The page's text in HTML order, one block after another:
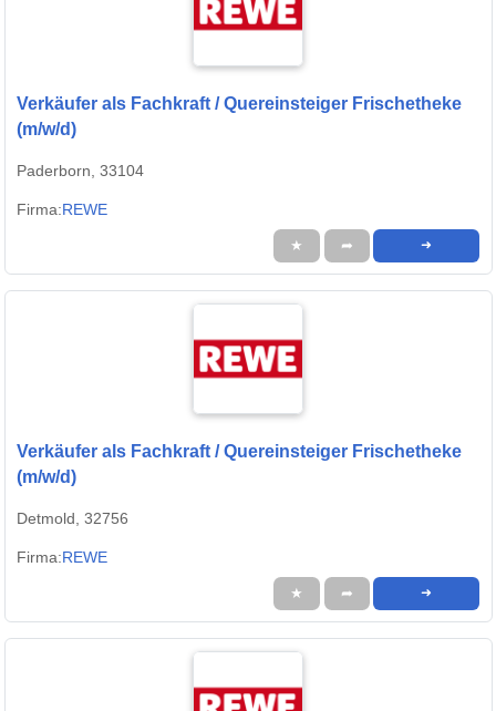
Verkäufer als Fachkraft / Quereinsteiger Frischetheke
(m/w/d)
Paderborn, 33104
Firma:REWE
★ ➦ ➜
Verkäufer als Fachkraft / Quereinsteiger Frischetheke
(m/w/d)
Detmold, 32756
Firma:REWE
★ ➦ ➜